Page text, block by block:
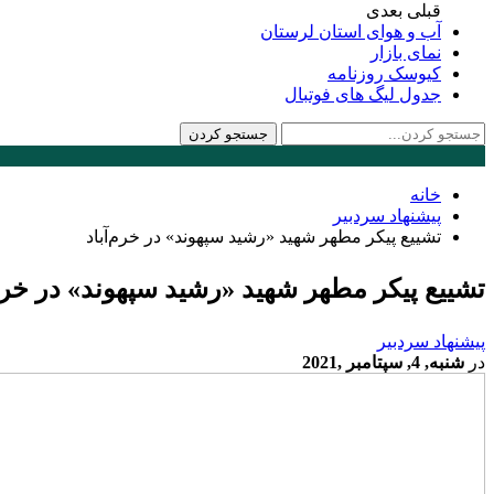
قبلی بعدی
آب و هوای استان لرستان
نمای بازار
کیوسک روزنامه
جدول لیگ های فوتبال
خانه
پیشنهاد سردبیر
تشییع پیکر مطهر شهید «رشید سپهوند» در خرم‌آباد
تشییع پیکر مطهر شهید «رشید سپهوند» در
پیشنهاد سردبیر
در شنبه, 4, سپتامبر ,2021